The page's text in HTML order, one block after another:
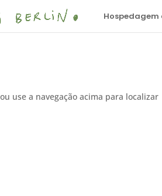
Hospedagem
use a navegação acima para localizar